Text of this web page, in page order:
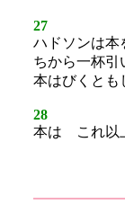
27
ハドソンは本
ちから一杯引
本はびくとも
28
本は これ以